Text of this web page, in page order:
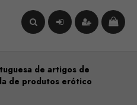
de artigos de
de produtos erótico